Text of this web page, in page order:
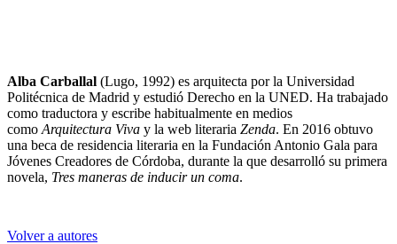
Alba Carballal (Lugo, 1992) es arquitecta por la Universidad
Politécnica de Madrid y estudió Derecho en la UNED. Ha trabajado
como traductora y escribe habitualmente en medios
como Arquitectura Viva y la web literaria Zenda. En 2016 obtuvo
una beca de residencia literaria en la Fundación Antonio Gala para
Jóvenes Creadores de Córdoba, durante la que desarrolló su primera
novela, Tres maneras de inducir un coma.
Volver a autores